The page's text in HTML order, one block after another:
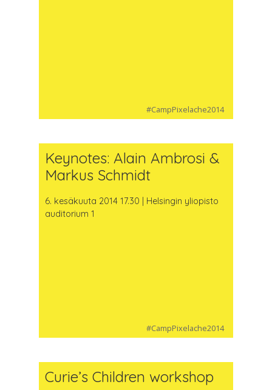
#CampPixelache2014
Keynotes: Alain Ambrosi &
Markus Schmidt
6. kesäkuuta 2014 17.30 | Helsingin yliopisto
auditorium 1
#CampPixelache2014
Curie’s Children workshop